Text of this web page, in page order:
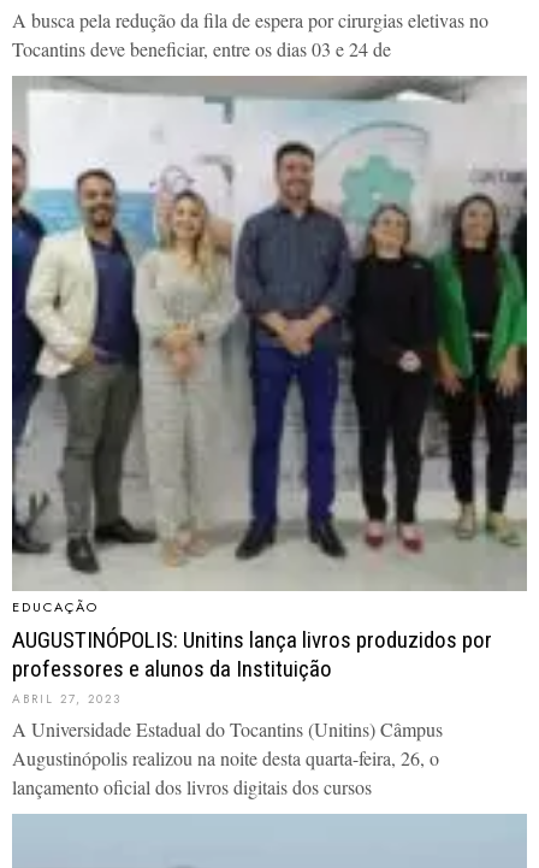
A busca pela redução da fila de espera por cirurgias eletivas no
Tocantins deve beneficiar, entre os dias 03 e 24 de
EDUCAÇÃO
AUGUSTINÓPOLIS: Unitins lança livros produzidos por
professores e alunos da Instituição
ABRIL 27, 2023
A Universidade Estadual do Tocantins (Unitins) Câmpus
Augustinópolis realizou na noite desta quarta-feira, 26, o
lançamento oficial dos livros digitais dos cursos